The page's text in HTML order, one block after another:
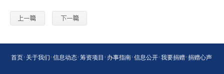
首页 关于我们 信息动态 筹资项目 办事指南 信息公开 我要捐赠 捐赠心声